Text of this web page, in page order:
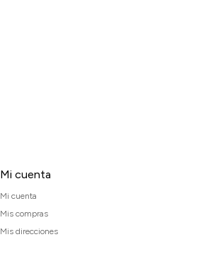
Mi cuenta
Mi cuenta
Mis compras
Mis direcciones